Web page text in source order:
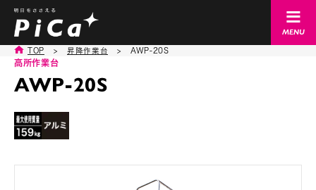
TOP > 昇降作業台 > AWP-20S
AWP-20S
高所作業台